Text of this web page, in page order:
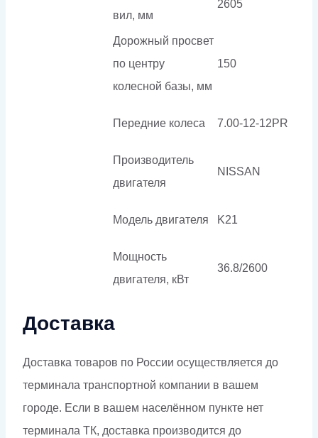
вил, мм
2605
Дорожный просвет
по центру
колесной базы, мм
150
Передние колеса 7.00-12-12PR
Производитель
двигателя
NISSAN
Модель двигателя K21
Мощность
двигателя, кВт
36.8/2600
Доставка
Доставка товаров по России осуществляется до
терминала транспортной компании в вашем
городе. Если в вашем населённом пункте нет
терминала ТК, доставка производится до